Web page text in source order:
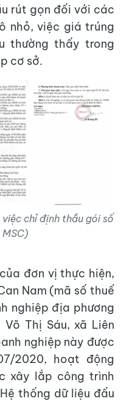
rút gọn đối với các
nhỏ, việc giá trúng
thường thấy trong
cơ sở.
chỉ định thầu gói số
đơn vị thực hiện,
Nam (mã số thuế
nghiệp địa phương
Thị Sáu, xã Liên
nghiệp này được
2020, hoạt động
xây lắp công trình
thống dữ liệu đấu